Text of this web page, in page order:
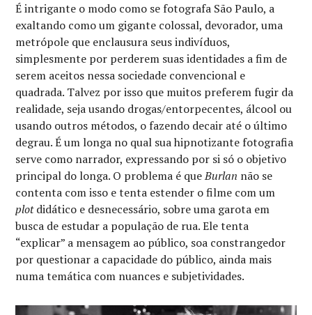
É intrigante o modo como se fotografa São Paulo, a
exaltando como um gigante colossal, devorador, uma
metrópole que enclausura seus indivíduos,
simplesmente por perderem suas identidades a fim de
serem aceitos nessa sociedade convencional e
quadrada. Talvez por isso que muitos preferem fugir da
realidade, seja usando drogas/entorpecentes, álcool ou
usando outros métodos, o fazendo decair até o último
degrau. É um longa no qual sua hipnotizante fotografia
serve como narrador, expressando por si só o objetivo
principal do longa. O problema é queBurlan não se
contenta com isso e tenta estender o filme com um
plotdidático e desnecessário, sobre uma garota em
busca de estudar a população de rua. Ele tenta
“explicar” a mensagem ao público, soa constrangedor
por questionar a capacidade do público, ainda mais
numa temática com nuances e subjetividades.